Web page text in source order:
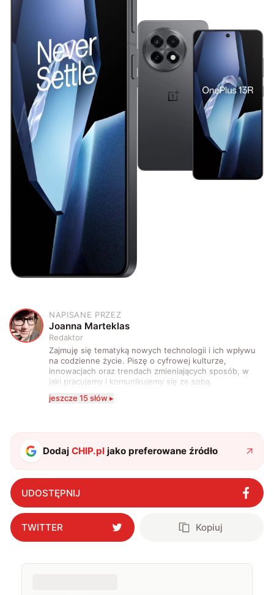
J
NAPISANE PRZEZ
Joanna Marteklas
Redaktor
Zajmuję się tematyką nowych technologii i ich wpływu
na codzienne życie. Piszę o cyfrowej kulturze,
innowacjach oraz trendach zmieniających sposób, w
jaki pracujemy i komunikujemy się ze sobą.
Szczególnie interesuje mnie relacja między rozwojem
technologii a współczesną popkulturą. W wolnych
jeszcze 15 słów ▸
DodajCHIP.pl jako preferowane źródło
UDOSTĘPNIJ
TWITTER Kopiuj